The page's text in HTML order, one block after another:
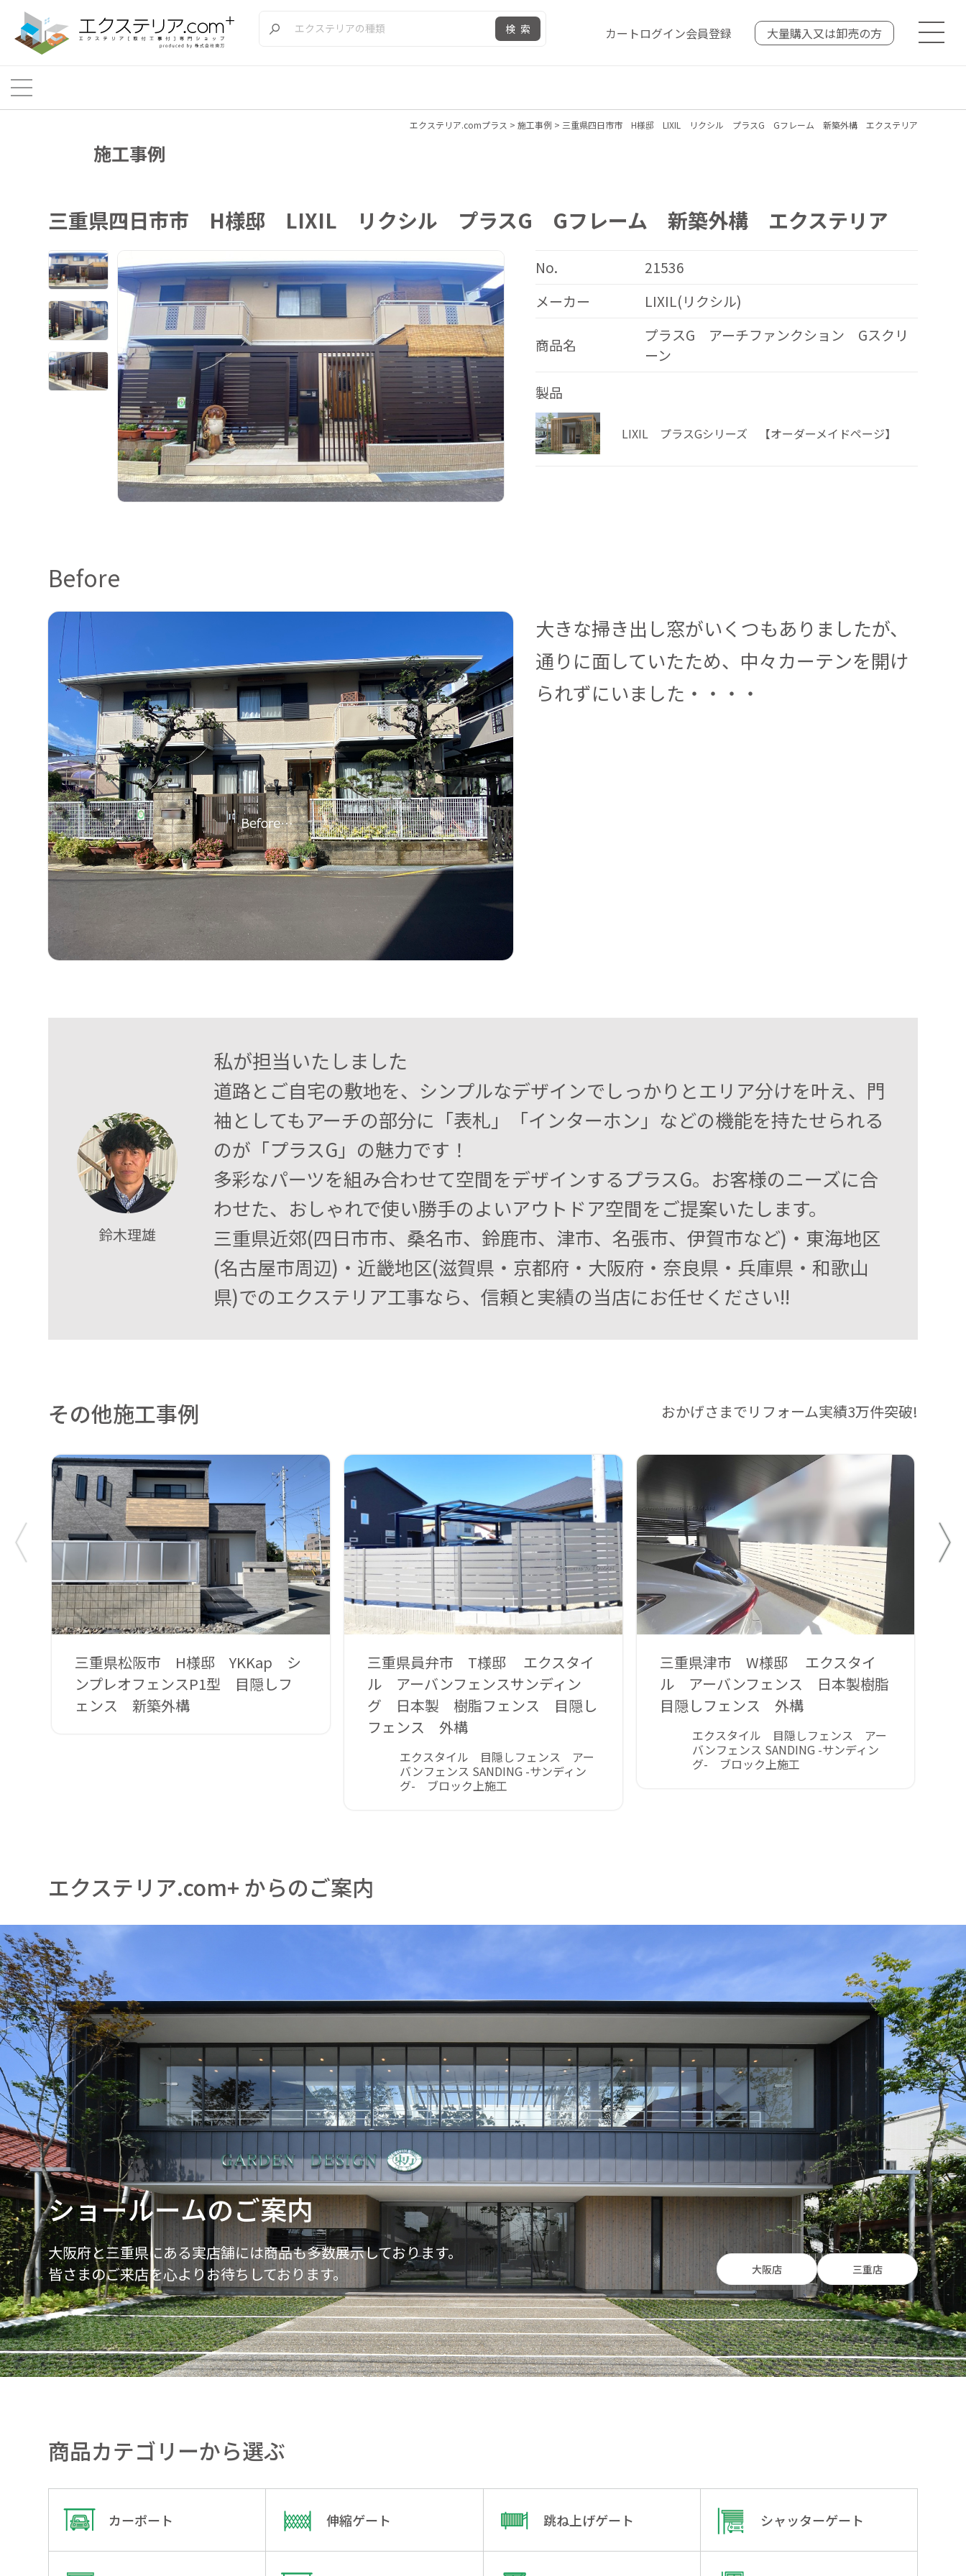
検索 カートログイン会員登録 大量購入又は卸売の方
エクステリア.comプラス > 施工事例 > 三重県四日市市 H様邸 LIXIL リクシル プラスG Gフレーム 新築外構 エクステリア
施工事例
三重県四日市市 H様邸 LIXIL リクシル プラスG Gフレーム 新築外構 エクステリア
No.
21536
メーカー
LIXIL(リクシル)
商品名
プラスG アーチファンクション Gスクリ
ーン
製品
LIXIL プラスGシリーズ 【オーダーメイドページ】
Before
大きな掃き出し窓がいくつもありましたが、
通りに面していたため、中々カーテンを開け
られずにいました・・・・
鈴木理雄
私が担当いたしました
道路とご自宅の敷地を、シンプルなデザインでしっかりとエリア分けを叶え、門
袖としてもアーチの部分に「表札」「インターホン」などの機能を持たせられる
のが「プラスG」の魅力です！
多彩なパーツを組み合わせて空間をデザインするプラスG。お客様のニーズに合
わせた、おしゃれで使い勝手のよいアウトドア空間をご提案いたします。
三重県近郊(四日市市、桑名市、鈴鹿市、津市、名張市、伊賀市など)・東海地区
(名古屋市周辺)・近畿地区(滋賀県・京都府・大阪府・奈良県・兵庫県・和歌山
県)でのエクステリア工事なら、信頼と実績の当店にお任せください!!
その他施工事例 おかげさまでリフォーム実績3万件突破!
三重県松阪市 H様邸 YKKap シ
ンプレオフェンスP1型 目隠しフ
ェンス 新築外構
三重県員弁市 T様邸 エクスタイ
ル アーバンフェンスサンディン
グ 日本製 樹脂フェンス 目隠し
フェンス 外構
エクスタイル 目隠しフェンス アー
バンフェンス SANDING -サンディン
グ- ブロック上施工
三重県津市 W様邸 エクスタイ
ル アーバンフェンス 日本製樹脂
目隠しフェンス 外構
エクスタイル 目隠しフェンス アー
バンフェンス SANDING -サンディン
グ- ブロック上施工
エクステリア.com+ からのご案内
ショールームのご案内
大阪府と三重県にある実店舗には商品も多数展示しております。
皆さまのご来店を心よりお待ちしております。
大阪店 三重店
商品カテゴリーから選ぶ
カーポート 伸縮ゲート 跳ね上げゲート シャッターゲート